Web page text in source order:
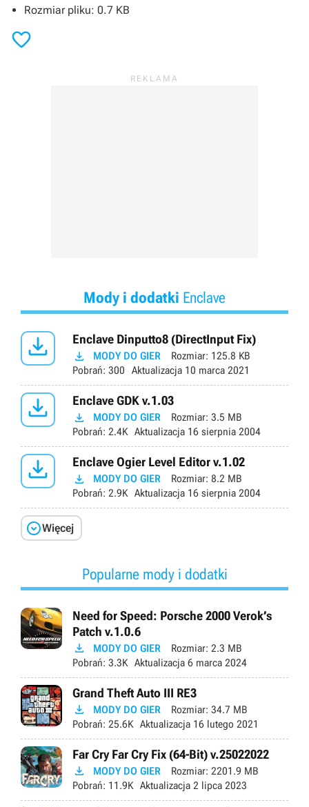
Rozmiar pliku: 0.7 KB

Mody i dodatki Enclave
 Enclave Dinputto8 (DirectInput Fix)
 MODY DO GIER Rozmiar: 125.8 KB
Pobrań: 300 Aktualizacja 10 marca 2021
 Enclave GDK v.1.03
 MODY DO GIER Rozmiar: 3.5 MB
Pobrań: 2.4K Aktualizacja 16 sierpnia 2004
 Enclave Ogier Level Editor v.1.02
 MODY DO GIER Rozmiar: 8.2 MB
Pobrań: 2.9K Aktualizacja 16 sierpnia 2004
Więcej
Popularne mody i dodatki
Need for Speed: Porsche 2000 Verok’s
Patch v.1.0.6
 MODY DO GIER Rozmiar: 2.3 MB
Pobrań: 3.3K Aktualizacja 6 marca 2024
Grand Theft Auto III RE3
 MODY DO GIER Rozmiar: 34.7 MB
Pobrań: 25.6K Aktualizacja 16 lutego 2021
Far Cry Far Cry Fix (64-Bit) v.25022022
 MODY DO GIER Rozmiar: 2201.9 MB
Pobrań: 11.9K Aktualizacja 2 lipca 2023